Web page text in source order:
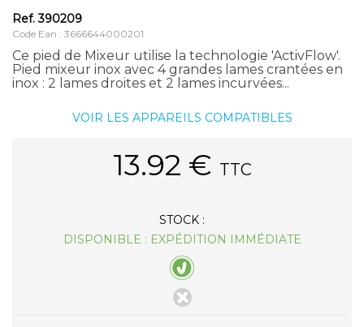
Ref.390209
Code Ean : 3666644000201
Ce pied de Mixeur utilise la technologie 'ActivFlow'.
Pied mixeur inox avec 4 grandes lames crantées en
inox : 2 lames droites et 2 lames incurvées...
VOIR LES APPAREILS COMPATIBLES
13.92 € TTC
STOCK :
DISPONIBLE : EXPÉDITION IMMÉDIATE